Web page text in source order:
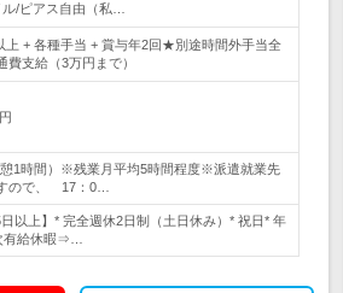
/ピアス自由（私…
上 + 各種手当 + 賞与年2回★別途時間外手当全
支給（3万円まで）
1時間）※残業月平均5時間程度※派遣就業先
ので、 17：0…
以上】* 完全週休2日制（土日休み）* 祝日* 年
有給休暇⇒…